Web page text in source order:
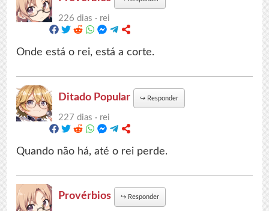
226 dias · rei
Onde está o rei, está a corte.
Ditado Popular ↪ Responder
227 dias · rei
Quando não há, até o rei perde.
Provérbios ↪ Responder